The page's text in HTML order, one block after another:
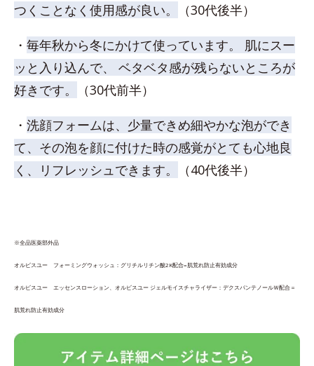
つくことなく使用感が良い。
（30代後半）
・ 毎年秋から冬にかけて使っています。 肌にスー
ッと入り込んで、 ベタベタ感が残らないところが
好きです。
（30代前半）
・ 洗顔フォームは、少量できめ細やかな泡ができ
て、その泡を顔に付けた時の感覚がとても心地良
く、リフレッシュできます。
（40代後半）
※全品医薬部外品
オルビスユー フォーミングウォッシュ：グリチルリチン酸2K配合=肌荒れ防止有効成分
オルビスユー エッセンスローション、オルビスユー ジェルモイスチャライザー：デクスパンテノールＷ配合＝
肌荒れ防止有効成分